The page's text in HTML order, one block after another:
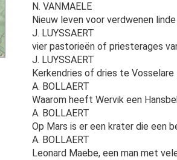
N. VANMAELE
Nieuw leven voor verdwenen
J. LUYSSAERT
vier pastorieën of priesterages
J. LUYSSAERT
Kerkendries of dries te Vosselare
A. BOLLAERT
Waarom heeft Wervik een
A. BOLLAERT
Op Mars is er een krater die een
A. BOLLAERT
Leonard Maebe, een man met